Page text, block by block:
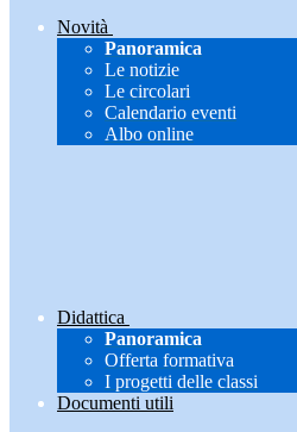
Novità
Panoramica
Le notizie
Le circolari
Calendario eventi
Albo online
Didattica
Panoramica
Offerta formativa
I progetti delle classi
Documenti utili